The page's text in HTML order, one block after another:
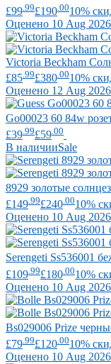
£99 .99£190 .0010%
Оценено 10 Aug 2026
Victoria Beckham
£85 .99£380 .0010%
Оценено 12 Aug 2026
Go00023 60 84w
£39 .99£59 .00
В наличииSale
8929 золотые
£149.99£240.0010%
Оценено 10 Aug 2026
Serengeti Ss536001
£109 .99£180 .0010%
Оценено 10 Aug 2026
Bs029006 Prize
£79 .99£120 .0010%
Оценено 10 Aug 2026